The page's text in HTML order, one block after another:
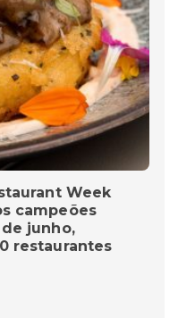
Week
campeões
de junho,
restaurantes